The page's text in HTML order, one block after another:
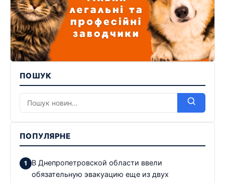
ПОШУК
ПОПУЛЯРНЕ
В Днепропетровской области ввели
обязательную эвакуацию еще из двух